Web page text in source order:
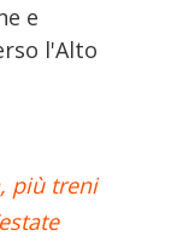
e
l'Alto
più treni